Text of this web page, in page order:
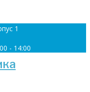
1
- 14:00